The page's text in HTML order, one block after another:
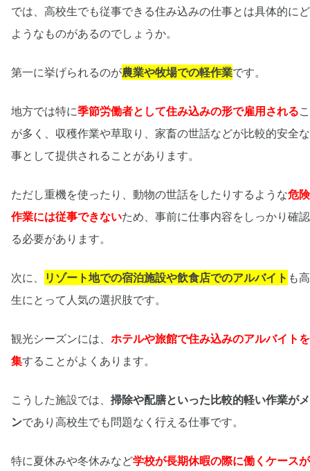
では、高校生でも従事できる住み込みの仕事とは具体的に
ようなものがあるのでしょうか。
第一に挙げられるのが農業や牧場での軽作業です。
地方では特に季節労働者として住み込みの形で雇用される
が多く、収穫作業や草取り、家畜の世話などが比較的安全
事として提供されることがあります。
ただし重機を使ったり、動物の世話をしたりするような危
作業には従事できないため、事前に仕事内容をしっかり確
る必要があります。
次に、 リゾート地での宿泊施設や飲食店でのアルバイト も
生にとって人気の選択肢です。
観光シーズンには、 ホテルや旅館で住み込みのアルバイト
集することがよくあります。
こうした施設では、 掃除や配膳といった比較的軽い作業が
ンであり高校生でも問題なく行える仕事です。
特に夏休みや冬休みなど学校が長期休暇の際に働くケース